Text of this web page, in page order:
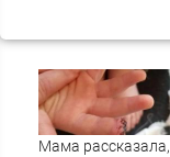
Мама рассказала,